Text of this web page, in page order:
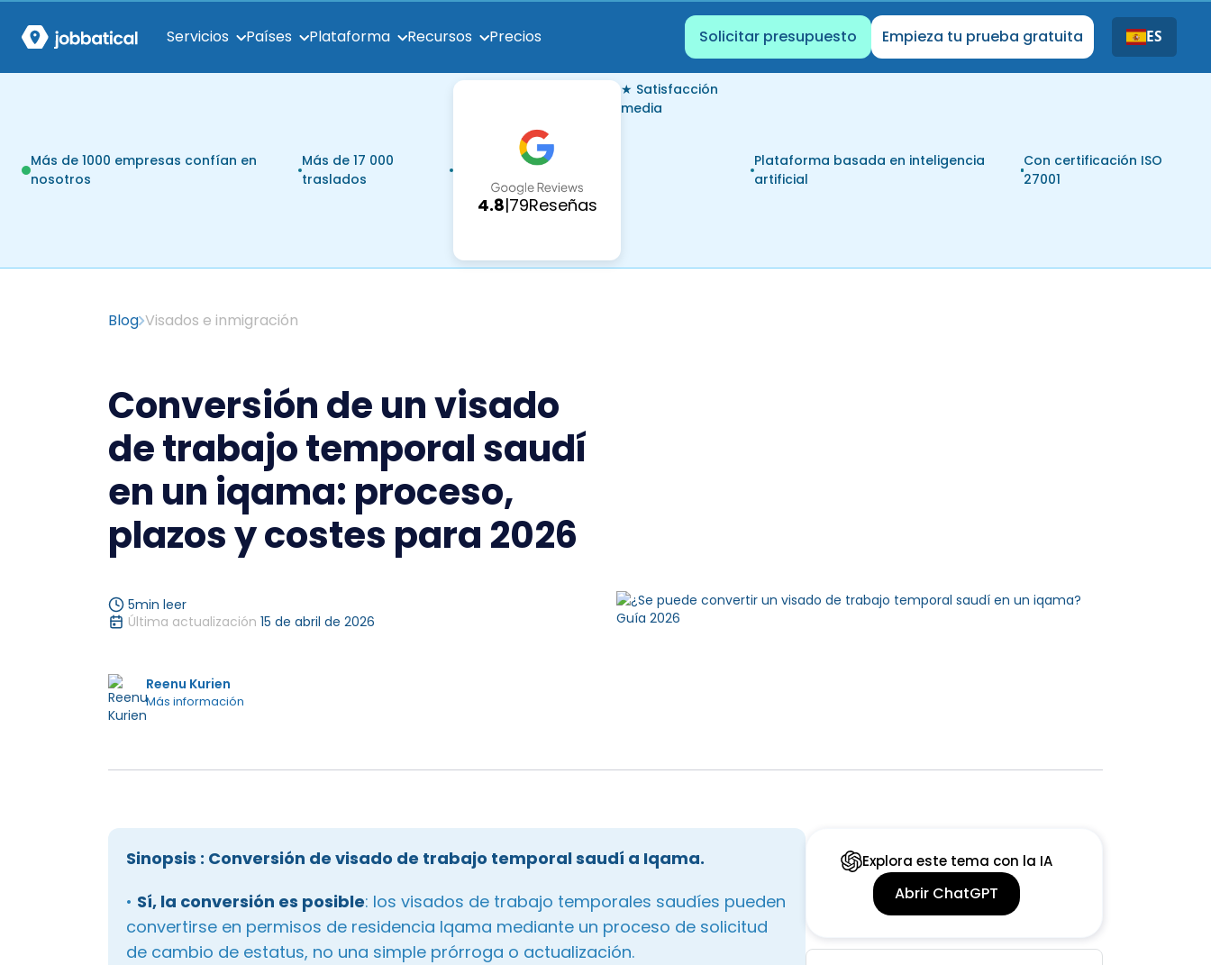
Servicios Países Plataforma Recursos Precios Solicitar presupuesto Empieza tu prueba gratuita ES
Más de 1000 empresas confían en
nosotros
Más de 17 000
traslados
4.8|79Reseñas
★ Satisfacción
media
Plataforma basada en inteligencia
artificial
Con certificación ISO
27001
Blog Visados e inmigración
Conversión de un visado
de trabajo temporal saudí
en un iqama: proceso,
plazos y costes para 2026
5min leer
Última actualización 15 de abril de 2026
Reenu Kurien
Más información
Sinopsis : Conversión de visado de trabajo temporal saudí a Iqama.
• Sí, la conversión es posible: los visados de trabajo temporales saudíes pueden
convertirse en permisos de residencia Iqama mediante un proceso de solicitud
de cambio de estatus, no una simple prórroga o actualización.
Explora este tema con la IA
Abrir ChatGPT